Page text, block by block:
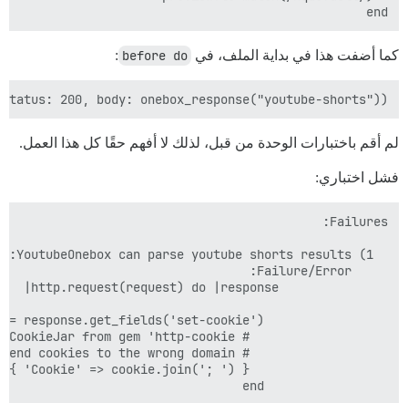
end
كما أضفت هذا في بداية الملف، في before do
:
200, body: onebox_response("youtube-shorts"))
لم أقم باختبارات الوحدة من قبل، لذلك لا أفهم حقًا كل هذا العمل.
فشل اختباري: